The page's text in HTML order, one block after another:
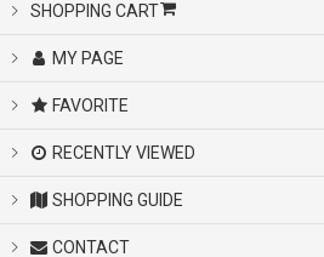
SHOPPING CART
MY PAGE
FAVORITE
RECENTLY VIEWED
SHOPPING GUIDE
CONTACT